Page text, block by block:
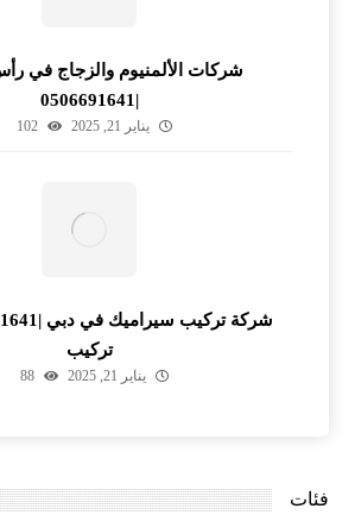
شركات الألمنيوم والزجاج في
|0506691641
يناير 21, 2025 102
تركيب
يناير 21, 2025 88
فئات